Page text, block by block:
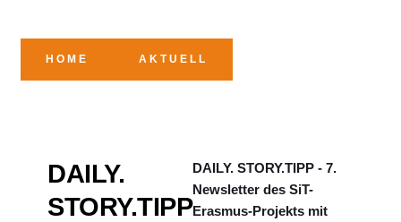
HOME AKTUELL
DAILY.
STORY.TIPP
DAILY. STORY.TIPP - 7.
Newsletter des SiT-
Erasmus-Projekts mit